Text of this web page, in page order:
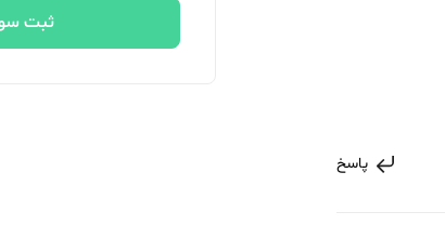
پاسخ
ثبت